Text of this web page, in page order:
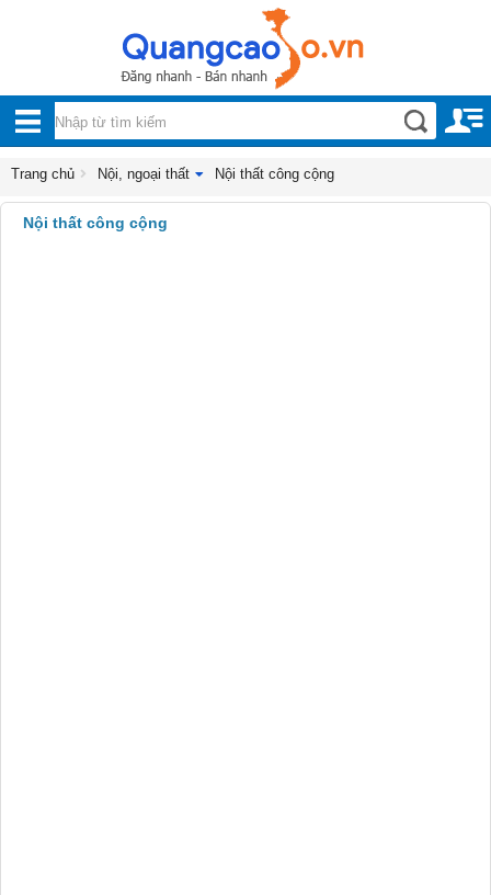
BỘ
DANH
MỤC
Nội, ngoại thất
Điện thoại, Viễn thông
Dịch vụ
Trang chủ Nội, ngoại thất Nội thất công cộng
Nội thất công cộng